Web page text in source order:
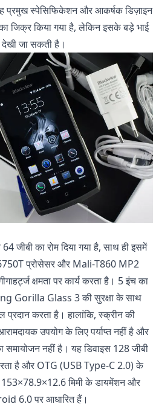
प्रमुख स्पेसिफिकेशन और आकर्षक डिज़ाइन
जिक्र किया गया है, लेकिन इसके बड़े भाई
देखी जा सकती है।
जीबी का रोम दिया गया है, साथ ही इसमें
प्रोसेसर और Mali-T860 MP2
क्षमता पर कार्य करता है। 5 इंच का
Gorilla Glass 3 की सुरक्षा के साथ
करता है। हालांकि, स्क्रीन की
उपयोग के लिए पर्याप्त नहीं है और
नहीं है। यह डिवाइस 128 जीबी
है और OTG (USB Type-C 2.0) के
मिमी के डायमेंशन और
6.0 पर आधारित हैं।